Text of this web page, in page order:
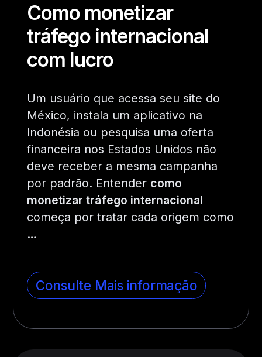
Como monetizar
tráfego internacional
com lucro
Um usuário que acessa seu site do
México, instala um aplicativo na
Indonésia ou pesquisa uma oferta
financeira nos Estados Unidos não
deve receber a mesma campanha
por padrão. Entender como
monetizar tráfego internacional
começa por tratar cada origem como
…
Consulte Mais informação